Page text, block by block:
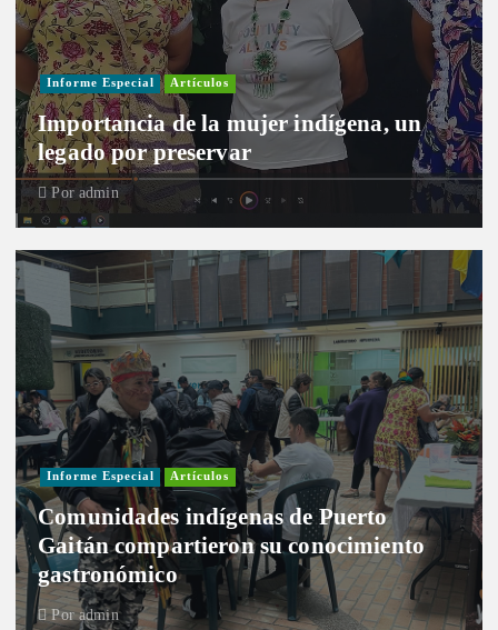
Informe Especial Artículos
Importancia de la mujer indígena, un
legado por preservar
Por admin
Informe Especial Artículos
Comunidades indígenas de Puerto
Gaitán compartieron su conocimiento
gastronómico
Por admin